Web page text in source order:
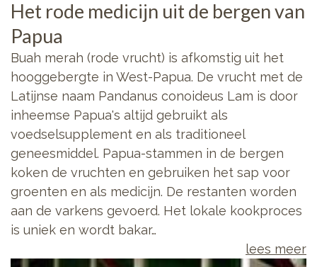
Het rode medicijn uit de bergen van
Papua
Buah merah (rode vrucht) is afkomstig uit het
hooggebergte in West-Papua. De vrucht met de
Latijnse naam Pandanus conoideus Lam is door
inheemse Papua's altijd gebruikt als
voedselsupplement en als traditioneel
geneesmiddel. Papua-stammen in de bergen
koken de vruchten en gebruiken het sap voor
groenten en als medicijn. De restanten worden
aan de varkens gevoerd. Het lokale kookproces
is uniek en wordt bakar…
lees meer